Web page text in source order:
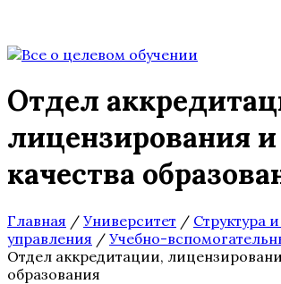
Отдел
лицензирования и
качества
Главная / Университет / Структура
управления / Учебно-
Отдел аккредитации,
образования